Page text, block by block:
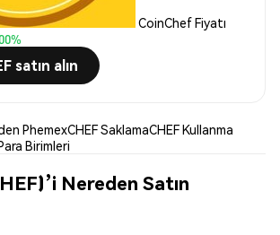
CoinChef Fiyatı
satın alın
PhemexCHEF SaklamaCHEF Kullanma
Birimleri
Nereden Satın